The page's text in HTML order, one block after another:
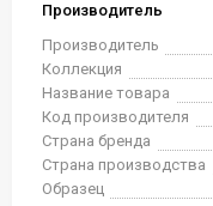
Производитель
Производитель
Коллекция
Название товара
Код производителя
Страна бренда
Страна производства
Образец